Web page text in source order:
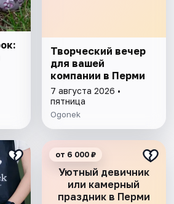
Творческий вечер
для вашей
компании в Перми
7 августа 2026 •
пятница
Ogonek
Уютный девичник
или камерный
праздник в Перми
от 6 000 ₽